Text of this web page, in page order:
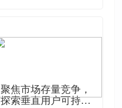
聚焦市场存量竞争，
探索垂直用户可持续